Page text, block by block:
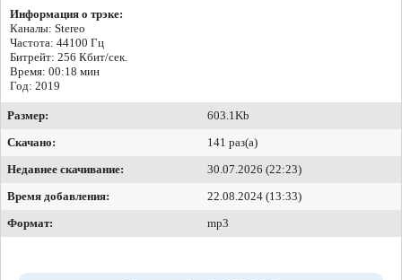
Информация о трэке:
Каналы: Stereo
Частота: 44100 Гц
Битрейт: 256 Кбит/сек.
Время: 00:18 мин
Год: 2019
Размер:
603.1Kb
Скачано:
141 раз(а)
Недавнее скачивание:
30.07.2026 (22:23)
Время добавления:
22.08.2024 (13:33)
Формат:
mp3